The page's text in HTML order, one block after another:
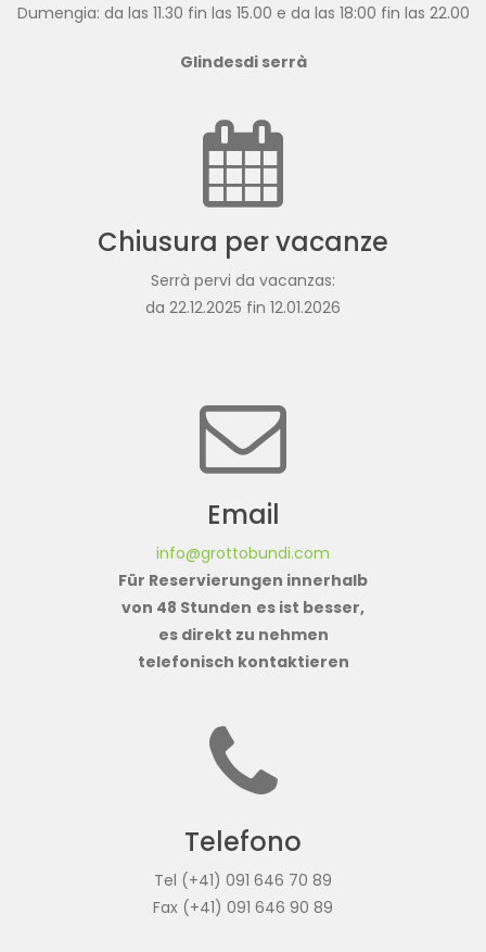
Dumengia: da las 11.30 fin las 15.00 e da las 18:00 fin las 22.00
Glindesdi serrà
Chiusura per vacanze
Serrà pervi da vacanzas:
da 22.12.2025 fin 12.01.2026
Email
info@grottobundi.com
Für Reservierungen innerhalb
von 48 Stunden es ist besser,
es direkt zu nehmen
telefonisch kontaktieren
Telefono
Tel (+41) 091 646 70 89
Fax (+41) 091 646 90 89